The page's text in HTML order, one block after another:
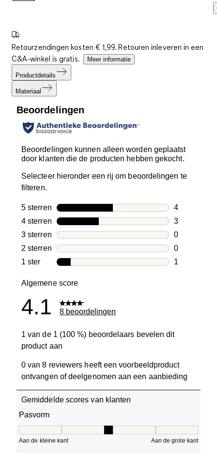
Retourzendingen kosten € 1,99. Retouren inleveren in een
C&A-winkel is gratis.
Meer informatie
Productdetails
Materiaal
Beoordelingen
Beoordelingen kunnen alleen worden geplaatst
door klanten die de producten hebben gekocht.
Selecteer hieronder een rij om beoordelingen te
filteren.
5 sterren sterren
4
4
4 sterren sterren
3
3
3 sterren sterren
0
0
2 sterren sterren
0
0
1 ster sterren
1
Algemene score
4.1 8 beoordelingen
1 van de 1 (100 %) beoordelaars bevelen dit
product aan
0 van 8 reviewers heeft een voorbeeldproduct
ontvangen of deelgenomen aan een aanbieding
Gemiddelde scores van klanten
Pasvorm
Aan de kleine kant Aan de grote kant